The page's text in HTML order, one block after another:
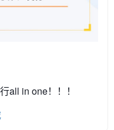
all in one！！！